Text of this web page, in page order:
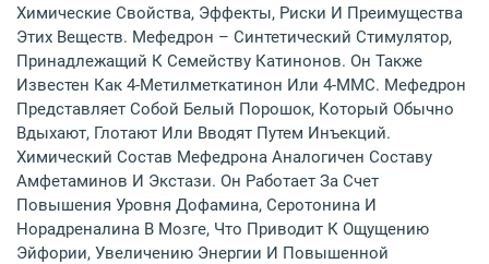
Химические Свойства, Эффекты, Риски И Преимущества
Этих Веществ. Мефедрон – Синтетический Стимулятор,
Принадлежащий К Семейству Катинонов. Он Также
Известен Как 4-Метилметкатинон Или 4-ММС. Мефедрон
Представляет Собой Белый Порошок, Который Обычно
Вдыхают, Глотают Или Вводят Путем Инъекций.
Химический Состав Мефедрона Аналогичен Составу
Амфетаминов И Экстази. Он Работает За Счет
Повышения Уровня Дофамина, Серотонина И
Норадреналина В Мозге, Что Приводит К Ощущению
Эйфории, Увеличению Энергии И Повышенной